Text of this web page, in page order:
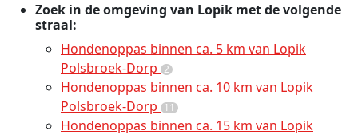
Zoek in de omgeving van Lopik met de volgende
straal:
Hondenoppas binnen ca. 5 km van Lopik
Polsbroek-Dorp 2
Hondenoppas binnen ca. 10 km van Lopik
Polsbroek-Dorp 11
Hondenoppas binnen ca. 15 km van Lopik